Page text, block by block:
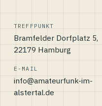
TREFFPUNKT
Bramfelder Dorfplatz 5,
22179 Hamburg
E-MAIL
info@amateurfunk-im-
alstertal.de